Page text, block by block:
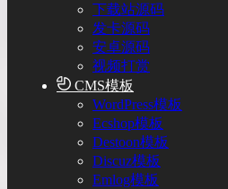
下载站源码
发卡源码
安卓源码
视频打赏
CMS模板
WordPress模板
Ecshop模板
Destoon模板
Discuz模板
Emlog模板